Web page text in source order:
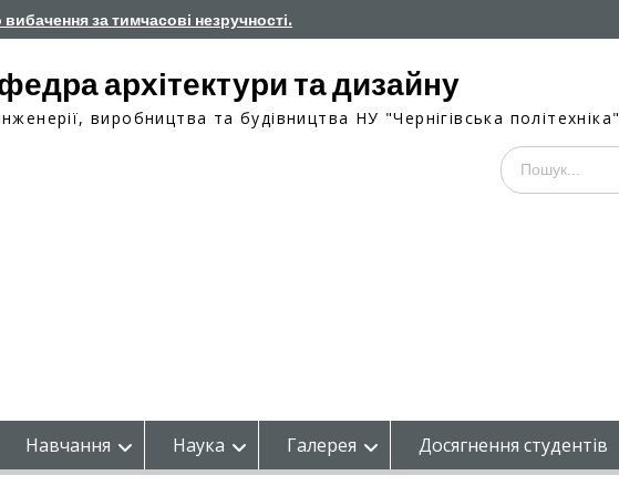
за тимчасові незручності.
архітектури та дизайну
виробництва та будівництва НУ "Чернігівська політехніка"
Шукати:
Навчання Наука Галерея Досягнення студентів